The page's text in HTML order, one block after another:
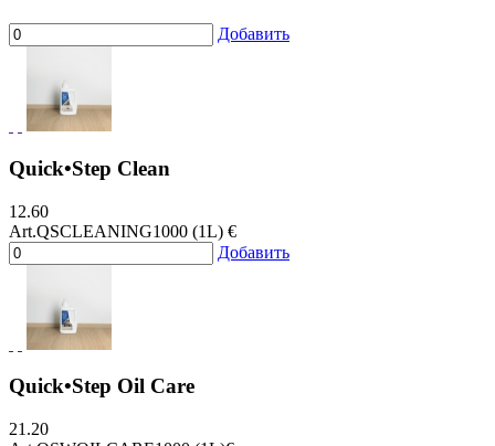
Добавить
Quick•Step Clean
12.60
Art.QSCLEANING1000 (1L) €
Добавить
Quick•Step Oil Care
21.20